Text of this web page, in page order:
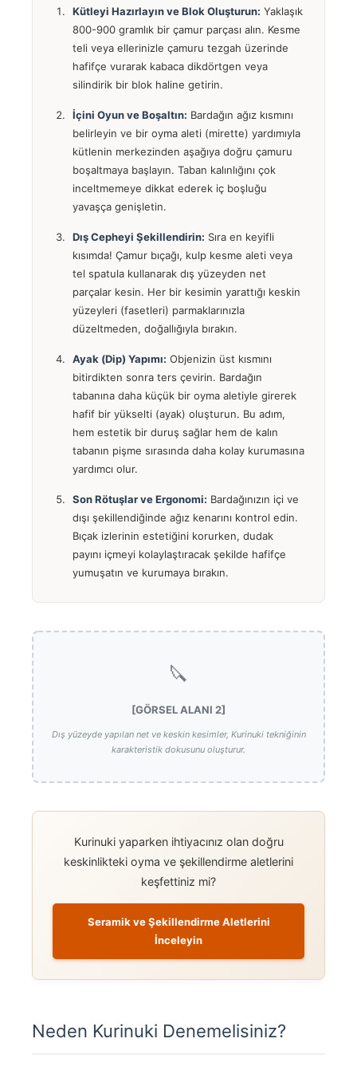
Kütleyi Hazırlayın ve Blok Oluşturun: Yaklaşık
800-900 gramlık bir çamur parçası alın. Kesme
teli veya ellerinizle çamuru tezgah üzerinde
hafifçe vurarak kabaca dikdörtgen veya
silindirik bir blok haline getirin.
İçini Oyun ve Boşaltın: Bardağın ağız kısmını
belirleyin ve bir oyma aleti (mirette) yardımıyla
kütlenin merkezinden aşağıya doğru çamuru
boşaltmaya başlayın. Taban kalınlığını çok
inceltmemeye dikkat ederek iç boşluğu
yavaşça genişletin.
Dış Cepheyi Şekillendirin: Sıra en keyifli
kısımda! Çamur bıçağı, kulp kesme aleti veya
tel spatula kullanarak dış yüzeyden net
parçalar kesin. Her bir kesimin yarattığı keskin
yüzeyleri (fasetleri) parmaklarınızla
düzeltmeden, doğallığıyla bırakın.
Ayak (Dip) Yapımı: Objenizin üst kısmını
bitirdikten sonra ters çevirin. Bardağın
tabanına daha küçük bir oyma aletiyle girerek
hafif bir yükselti (ayak) oluşturun. Bu adım,
hem estetik bir duruş sağlar hem de kalın
tabanın pişme sırasında daha kolay kurumasına
yardımcı olur.
Son Rötuşlar ve Ergonomi: Bardağınızın içi ve
dışı şekillendiğinde ağız kenarını kontrol edin.
Bıçak izlerinin estetiğini korurken, dudak
payını içmeyi kolaylaştıracak şekilde hafifçe
yumuşatın ve kurumaya bırakın.
🔪
[GÖRSEL ALANI 2]
Dış yüzeyde yapılan net ve keskin kesimler, Kurinuki tekniğinin
karakteristik dokusunu oluşturur.
Kurinuki yaparken ihtiyacınız olan doğru
keskinlikteki oyma ve şekillendirme aletlerini
keşfettiniz mi?
Seramik ve Şekillendirme Aletlerini
İnceleyin
Neden Kurinuki Denemelisiniz?